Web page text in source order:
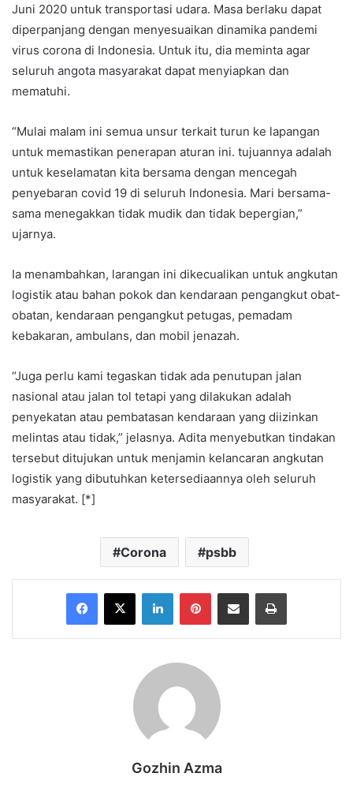
Juni 2020 untuk transportasi udara. Masa berlaku dapat
diperpanjang dengan menyesuaikan dinamika pandemi
virus corona di Indonesia. Untuk itu, dia meminta agar
seluruh angota masyarakat dapat menyiapkan dan
mematuhi.
“Mulai malam ini semua unsur terkait turun ke lapangan
untuk memastikan penerapan aturan ini. tujuannya adalah
untuk keselamatan kita bersama dengan mencegah
penyebaran covid 19 di seluruh Indonesia. Mari bersama-
sama menegakkan tidak mudik dan tidak bepergian,”
ujarnya.
Ia menambahkan, larangan ini dikecualikan untuk angkutan
logistik atau bahan pokok dan kendaraan pengangkut obat-
obatan, kendaraan pengangkut petugas, pemadam
kebakaran, ambulans, dan mobil jenazah.
“Juga perlu kami tegaskan tidak ada penutupan jalan
nasional atau jalan tol tetapi yang dilakukan adalah
penyekatan atau pembatasan kendaraan yang diizinkan
melintas atau tidak,” jelasnya. Adita menyebutkan tindakan
tersebut ditujukan untuk menjamin kelancaran angkutan
logistik yang dibutuhkan ketersediaannya oleh seluruh
masyarakat. [*]
Corona psbb
Facebook
X LinkedInPinterestShare via Email Print
Gozhin Azma